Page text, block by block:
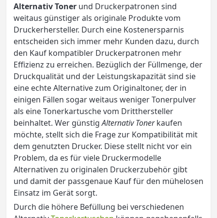
Alternativ Toner und Druckerpatronen sind
weitaus günstiger als originale Produkte vom
Druckerhersteller. Durch eine Kostenersparnis
entscheiden sich immer mehr Kunden dazu, durch
den Kauf kompatibler Druckerpatronen mehr
Effizienz zu erreichen. Bezüglich der Füllmenge, der
Druckqualität und der Leistungskapazität sind sie
eine echte Alternative zum Originaltoner, der in
einigen Fällen sogar weitaus weniger Tonerpulver
als eine Tonerkartusche vom Dritthersteller
beinhaltet. Wer günstigAlternativ Tonerkaufen
möchte, stellt sich die Frage zur Kompatibilität mit
dem genutzten Drucker. Diese stellt nicht vor ein
Problem, da es für viele Druckermodelle
Alternativen zu originalen Druckerzubehör gibt
und damit der passgenaue Kauf für den mühelosen
Einsatz im Gerät sorgt.
Durch die höhere Befüllung bei verschiedenen